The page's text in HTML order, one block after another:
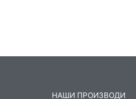
НАШИ ПРОИЗВОДИ